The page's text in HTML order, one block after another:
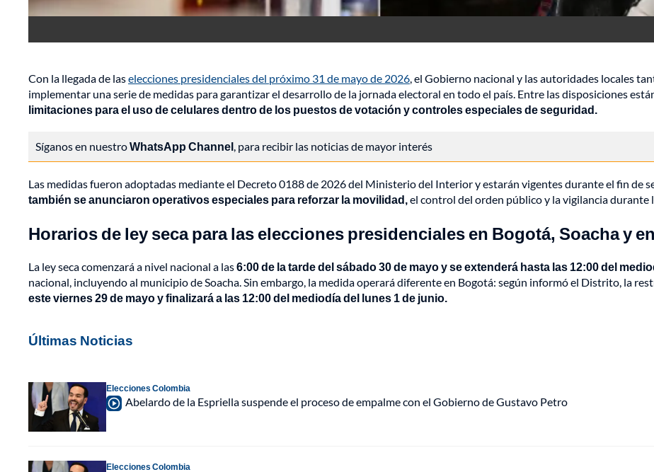
Con la llegada de laselecciones presidenciales del próximo 31 de mayo de 2026 , el Gobierno nacional y las autoridades locales
implementar una serie de medidas para garantizar el desarrollo de la jornada electoral en todo el país. Entre las disposiciones
limitaciones para el uso de celulares dentro de los puestos de votación y controles especiales de seguridad.
Síganos en nuestroWhatsApp Channel , para recibir las noticias de mayor interés
Las medidas fueron adoptadas mediante el Decreto 0188 de 2026 del Ministerio del Interior y estarán vigentes durante el fin de
también se anunciaron operativos especiales para reforzar la movilidad, el control del orden público y la vigilancia durante
Horarios de ley seca para las elecciones presidenciales en Bogotá, Soacha y
La ley seca comenzará a nivel nacional a las6:00 de la tarde del sábado 30 de mayo y se extenderá hasta las 12:00 del
nacional, incluyendo al municipio de Soacha. Sin embargo, la medida operará diferente en Bogotá: según informó el Distrito, la
este viernes 29 de mayo y finalizará a las 12:00 del mediodía del lunes 1 de junio.
Últimas Noticias
Elecciones Colombia
Abelardo de la Espriella suspende el proceso de empalme con el Gobierno de Gustavo Petro
Elecciones Colombia